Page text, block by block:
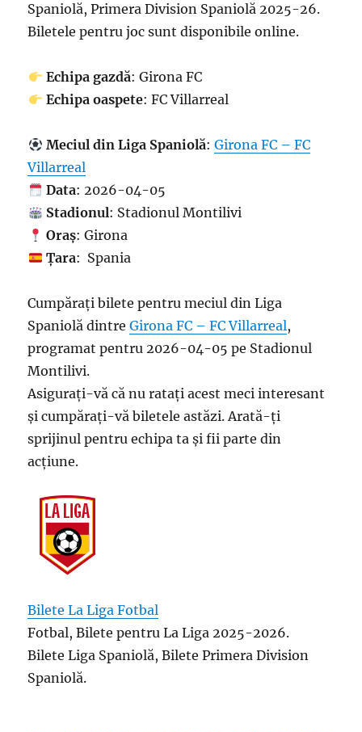
Spaniolă, Primera Division Spaniolă 2025-26.
Biletele pentru joc sunt disponibile online.
Echipa gazdă: Girona FC
Echipa oaspete: FC Villarreal
Meciul din Liga Spaniolă: Girona FC – FC
Villarreal
Data: 2026-04-05
Stadionul: Stadionul Montilivi
Oraș: Girona
Țara: Spania
Cumpărați bilete pentru meciul din Liga
Spaniolă dintreGirona FC – FC Villarreal,
programat pentru 2026-04-05 pe Stadionul
Montilivi.
Asigurați-vă că nu ratați acest meci interesant
și cumpărați-vă biletele astăzi. Arată-ți
sprijinul pentru echipa ta și fii parte din
acțiune.
Bilete La Liga Fotbal
Fotbal, Bilete pentru La Liga 2025-2026.
Bilete Liga Spaniolă, Bilete Primera Division
Spaniolă.